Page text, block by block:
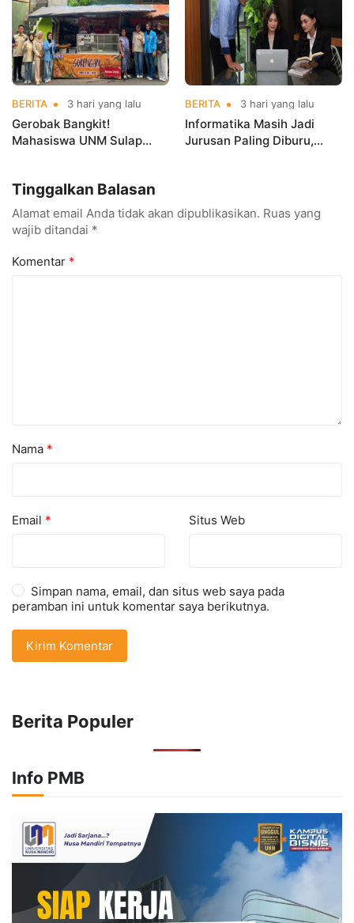
BERITA 3 hari yang lalu
Gerobak Bangkit!
Mahasiswa UNM Sulap
BERITA 3 hari yang lalu
Informatika Masih Jadi
Jurusan Paling Diburu,
Tinggalkan Balasan
Alamat email Anda tidak akan dipublikasikan. Ruas yang
wajib ditandai *
Komentar *
Nama *
Email * Situs Web
Simpan nama, email, dan situs web saya pada
peramban ini untuk komentar saya berikutnya.
Berita Populer
Info PMB